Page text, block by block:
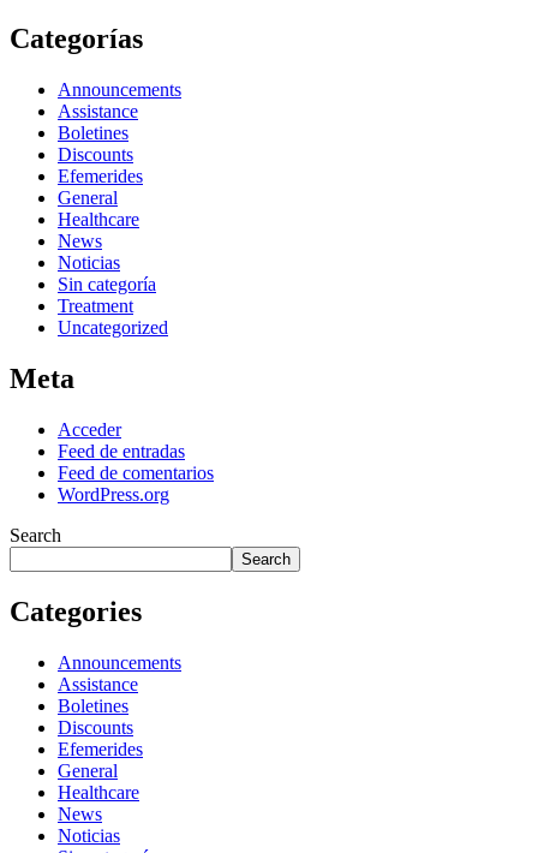
Categorías
Announcements
Assistance
Boletines
Discounts
Efemerides
General
Healthcare
News
Noticias
Sin categoría
Treatment
Uncategorized
Meta
Acceder
Feed de entradas
Feed de comentarios
WordPress.org
Search
Search
Categories
Announcements
Assistance
Boletines
Discounts
Efemerides
General
Healthcare
News
Noticias